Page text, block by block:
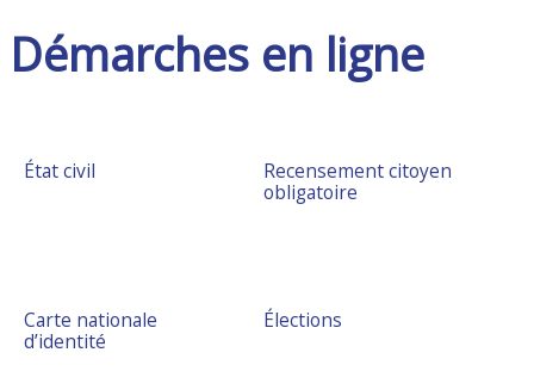
Démarches en ligne
État civil
Recensement citoyen
obligatoire
Carte nationale
d’identité
Élections